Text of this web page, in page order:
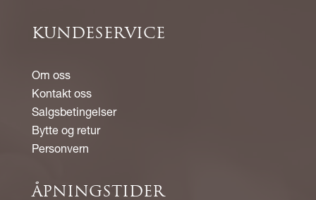
KUNDESERVICE
Om oss
Kontakt oss
Salgsbetingelser
Bytte og retur
Personvern
ÅPNINGSTIDER